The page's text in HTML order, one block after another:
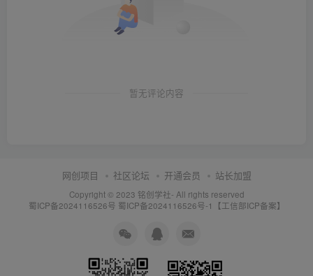
暂无评论内容
网创项目 社区论坛 开通会员 站长加盟
Copyright © 2023 铭创学社- All rights reserved
蜀ICP备2024116526号 蜀ICP备2024116526号-1【工信部ICP备案】